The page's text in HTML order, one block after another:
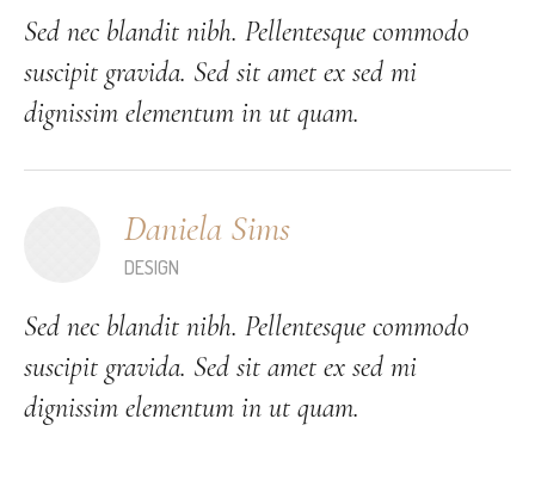
Sed nec blandit nibh. Pellentesque commodo
suscipit gravida. Sed sit amet ex sed mi
dignissim elementum in ut quam.
Daniela Sims
DESIGN
Sed nec blandit nibh. Pellentesque commodo
suscipit gravida. Sed sit amet ex sed mi
dignissim elementum in ut quam.